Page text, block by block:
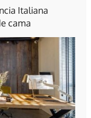
Italiana
cama